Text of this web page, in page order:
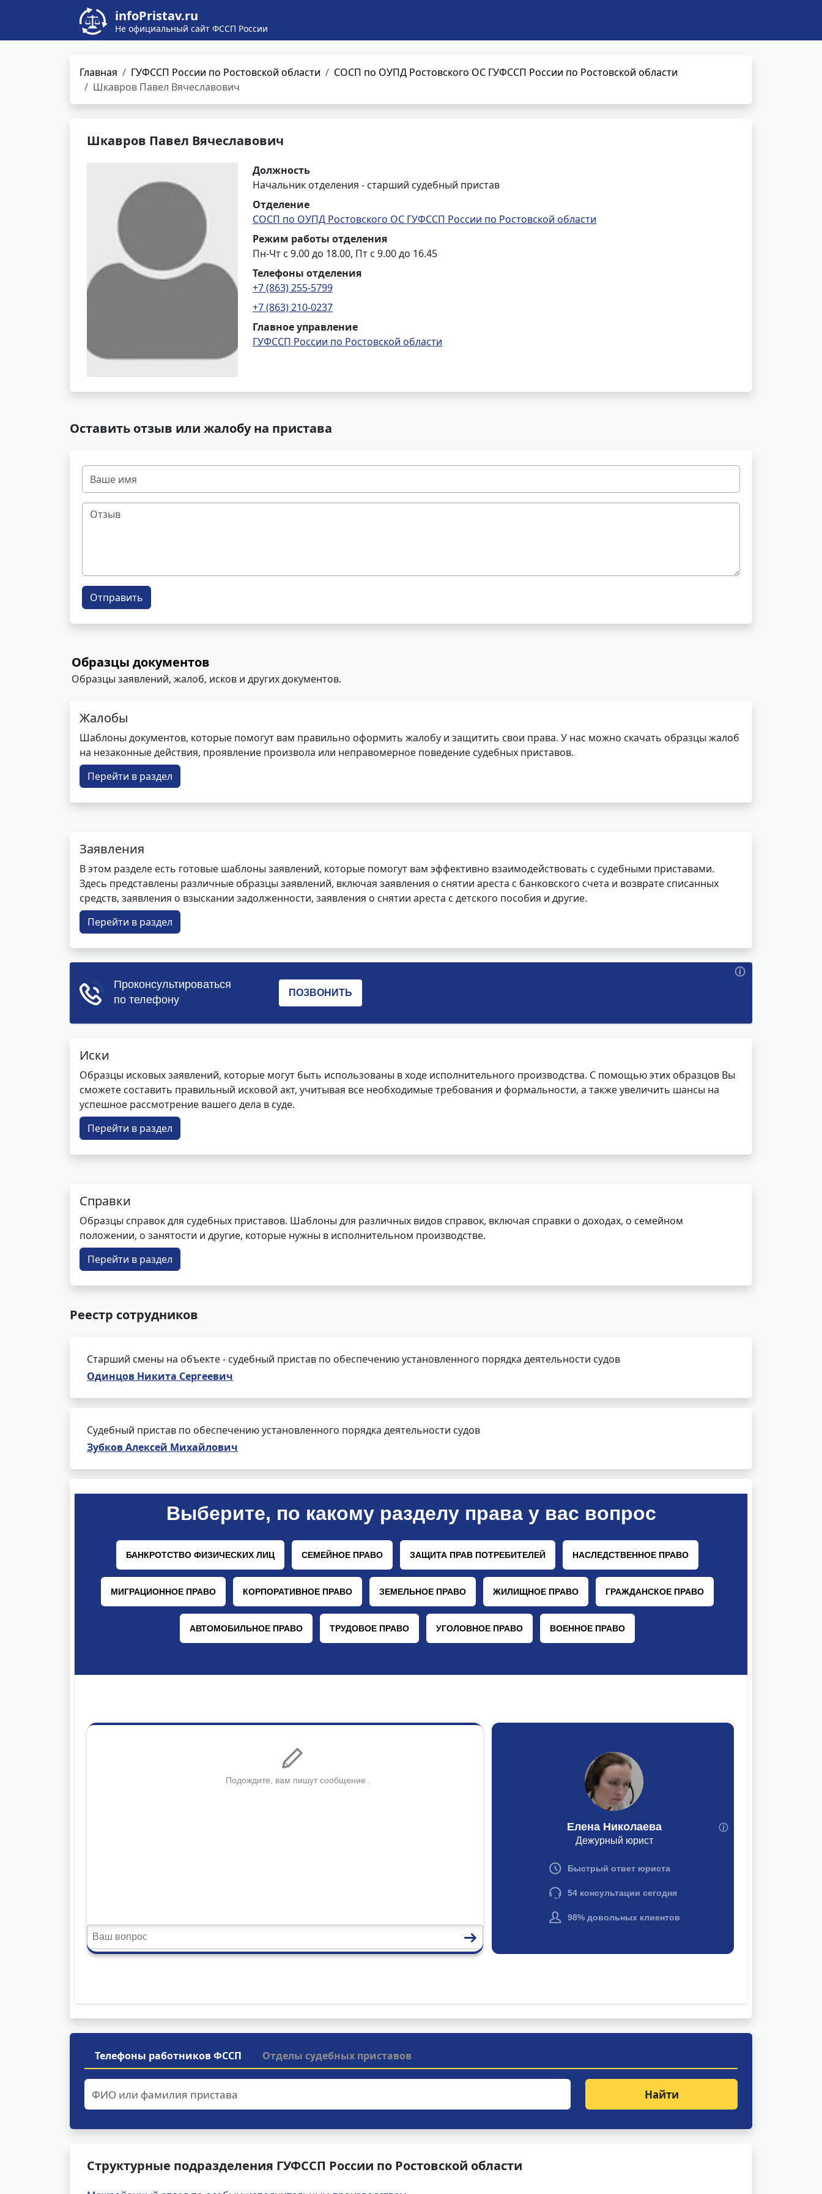
infoPristav.ru
Не официальный сайт ФССП России
Главная ГУФССП России по Ростовской области
СОСП по ОУПД Ростовского ОС ГУФССП России по Ростовской области
Шкавров Павел Вячеславович
Шкавров Павел Вячеславович
Должность
Начальник отделения - старший судебный пристав
Отделение
СОСП по ОУПД Ростовского ОС ГУФССП России по Ростовской области
Режим работы отделения
Пн-Чт с 9.00 до 18.00, Пт с 9.00 до 16.45
Телефоны отделения
+7 (863) 255-5799
+7 (863) 210-0237
Главное управление
ГУФССП России по Ростовской области
Оставить отзыв или жалобу на пристава
Отправить
Образцы документов
Образцы заявлений, жалоб, исков и других документов.
Жалобы
Шаблоны документов, которые помогут вам правильно оформить жалобу и защитить свои права. У нас можно скачать образцы жалоб
на незаконные действия, проявление произвола или неправомерное поведение судебных приставов.
Перейти в раздел
Заявления
В этом разделе есть готовые шаблоны заявлений, которые помогут вам эффективно взаимодействовать с судебными приставами.
Здесь представлены различные образцы заявлений, включая заявления о снятии ареста с банковского счета и возврате списанных
средств, заявления о взыскании задолженности, заявления о снятии ареста с детского пособия и другие.
Перейти в раздел
Иски
Образцы исковых заявлений, которые могут быть использованы в ходе исполнительного производства. С помощью этих образцов Вы
сможете составить правильный исковой акт, учитывая все необходимые требования и формальности, а также увеличить шансы на
успешное рассмотрение вашего дела в суде.
Перейти в раздел
Справки
Образцы справок для судебных приставов. Шаблоны для различных видов справок, включая справки о доходах, о семейном
положении, о занятости и другие, которые нужны в исполнительном производстве.
Перейти в раздел
Реестр сотрудников
Старший смены на объекте - судебный пристав по обеспечению установленного порядка деятельности судов
Одинцов Никита Сергеевич
Судебный пристав по обеспечению установленного порядка деятельности судов
Зубков Алексей Михайлович
Телефоны работников ФССП Отделы судебных приставов
Найти
Структурные подразделения ГУФССП России по Ростовской области